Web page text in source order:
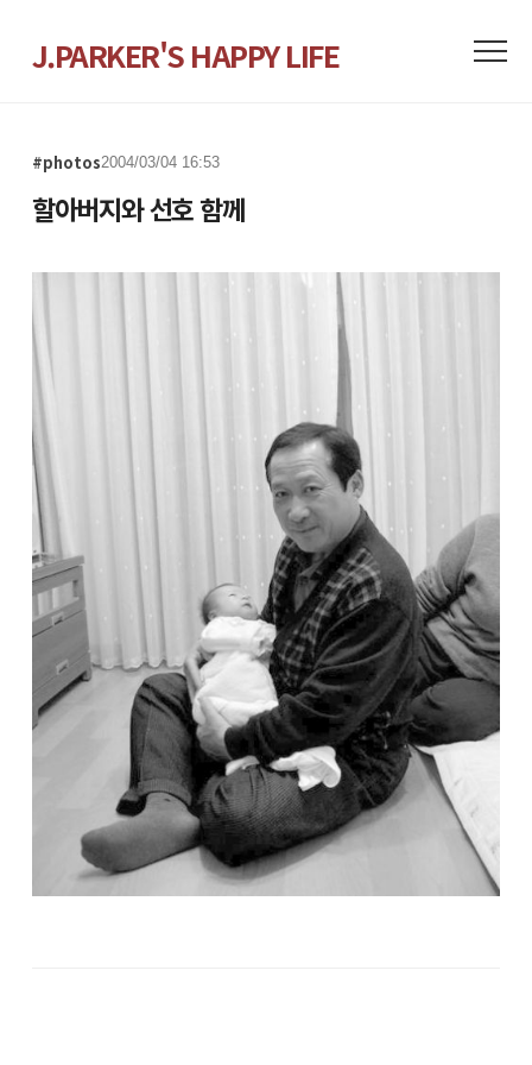
J.PARKER'S HAPPY LIFE
#photos2004/03/04 16:53
할아버지와 선호 함께